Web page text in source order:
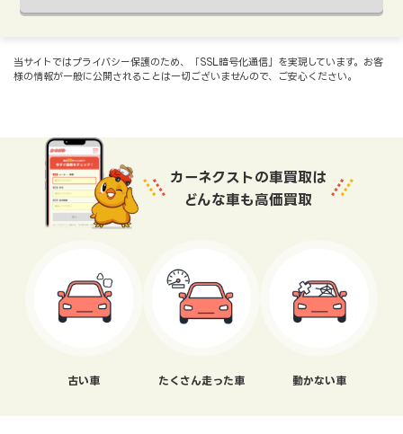
当サイトではプライバシー保護のため、「SSL暗号化通信」を実現しています。お客
様の情報が一般に公開されることは一切ございませんので、ご安心ください。
カーネクストの車買取は
どんな車も高価買取
古い車 たくさん走った車 動かない車